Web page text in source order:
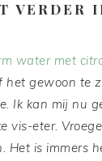
VERDER
water met
gewoon te
Ik kan mij nu
vis-eter.
is immers